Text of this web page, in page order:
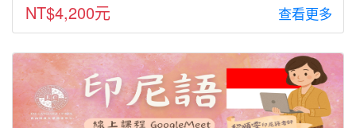
NT$4,200元 查看更多